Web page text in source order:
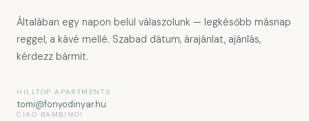
Általában egy napon belül válaszolunk — legkésőbb másnap
reggel, a kávé mellé. Szabad dátum, árajánlat, ajánlás,
kérdezz bármit.
HILLTOP APARTMENTS
tomi@fonyodinyar.hu
CIAO BAMBINO!